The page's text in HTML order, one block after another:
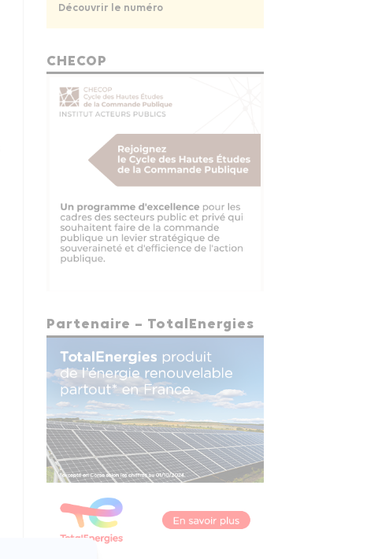
Découvrir le numéro
CHECOP
Partenaire – TotalEnergies